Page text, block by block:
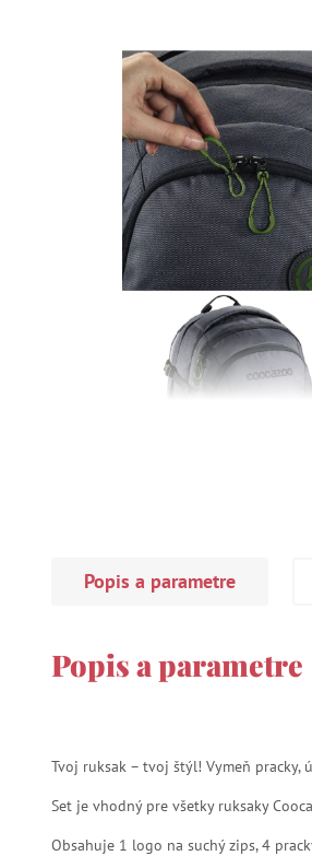
Popis a parametre
Popis a parametre
Tvoj ruksak – tvoj štýl! Vymeň
Set je vhodný pre všetky ruksaky
Obsahuje 1 logo na suchý zips, 4